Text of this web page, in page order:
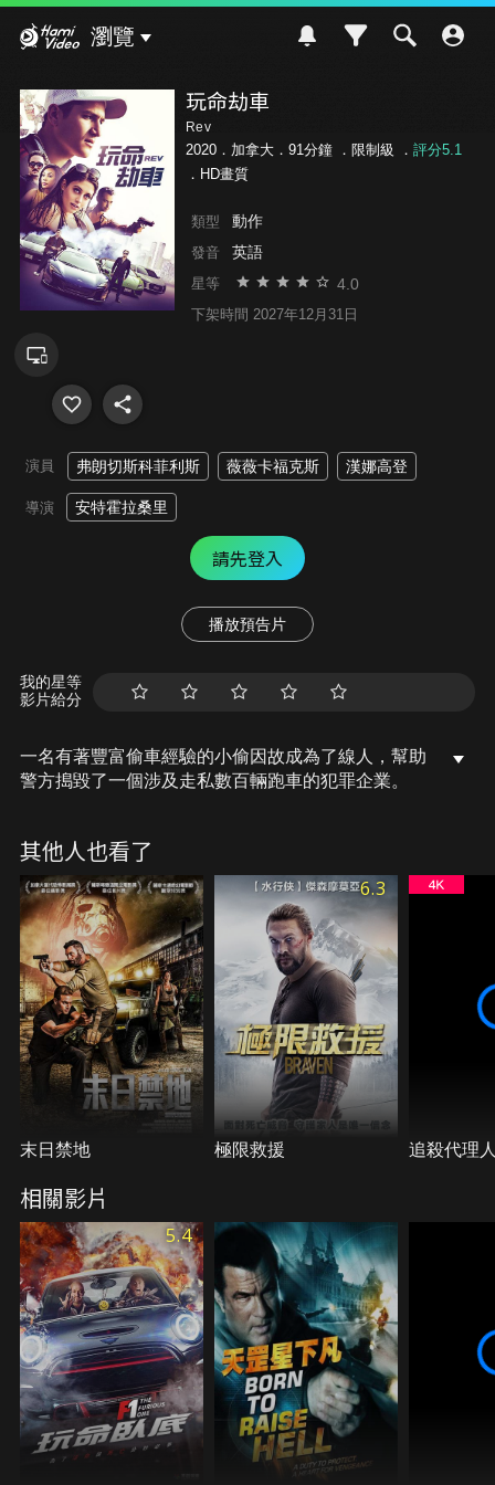
瀏覽
玩命劫車
Rev
2020．加拿大．91分鐘 ． 限制級 ． 評分5.1
．HD畫質
類型 動作
發音 英語
星等 4.0
下架時間 2027年12月31日
演員 弗朗切斯科菲利斯 薇薇卡福克斯 漢娜高登
導演 安特霍拉桑里
請先登入
播放預告片
我的星等
影片給分
一名有著豐富偷車經驗的小偷因故成為了線人，幫助
警方搗毀了一個涉及走私數百輛跑車的犯罪企業。
其他人也看了
末日禁地
6.3
極限救援 追殺代理
相關影片
5.4